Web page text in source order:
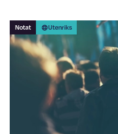
Notat Utenriks